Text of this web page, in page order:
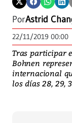
PorAstrid
22/11/2019 00:00
Tras participar
Bohnen
internacional
los días 28, 29,